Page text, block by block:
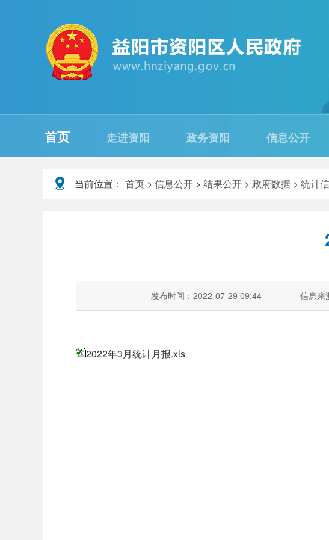
首页 走进资阳 政务资阳 信息公开
当前位置： 首页 > 信息公开 > 结果公开 > 政府数据 > 统计
发布时间：2022-07-29 09:44 信息来
2022年3月统计月报.xls